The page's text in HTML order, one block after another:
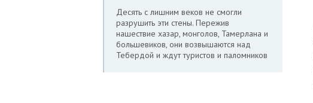
Десять с лишним веков не смогли
разрушить эти стены. Пережив
нашествие хазар, монголов, Тамерлана и
большевиков, они возвышаются над
Тебердой и ждут туристов и паломников